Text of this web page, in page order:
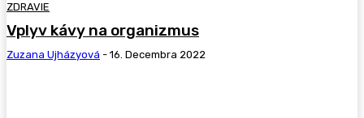
ZDRAVIE
Vplyv kávy na organizmus
Zuzana Ujházyová - 16. Decembra 2022